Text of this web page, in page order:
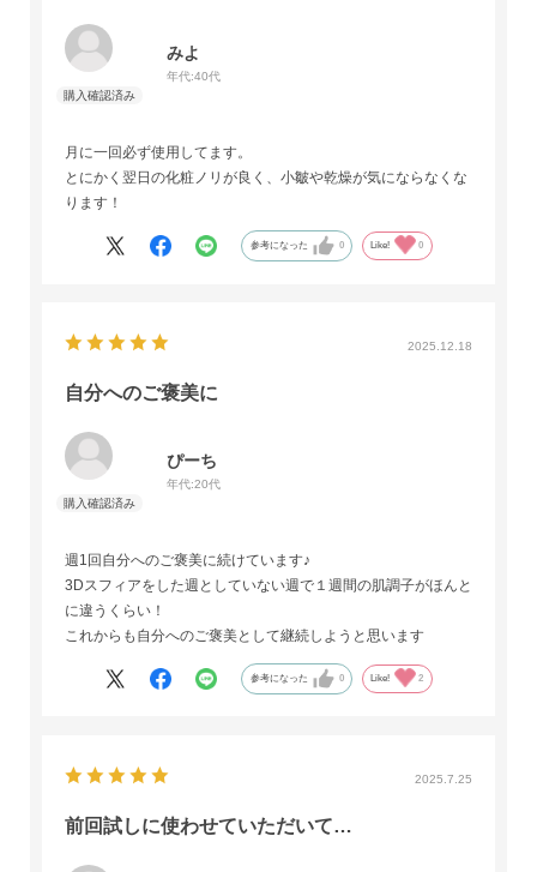
みよ
年代:40代
月に一回必ず使用してます。
とにかく翌日の化粧ノリが良く、小皺や乾燥が気にならなくな
ります！
参考になった 0 Like! 0
2025.12.18
自分へのご褒美に
ぴーち
年代:20代
週1回自分へのご褒美に続けています♪
3Dスフィアをした週としていない週で１週間の肌調子がほんと
に違うくらい！
これからも自分へのご褒美として継続しようと思います
参考になった 0 Like! 2
2025.7.25
前回試しに使わせていただいて…